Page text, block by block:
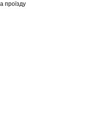
проїзду